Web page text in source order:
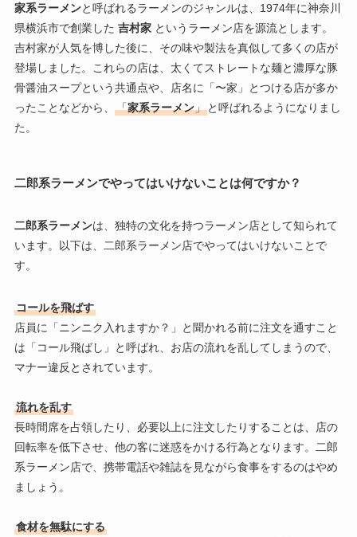
家系ラーメンと呼ばれるラーメンのジャンルは、1974年に神奈川
県横浜市で創業した 吉村家というラーメン店を源流とします。
吉村家が人気を博した後に、その味や製法を真似して多くの店が
登場しました。これらの店は、太くてストレートな麺と濃厚な豚
骨醤油スープという共通点や、店名に「〜家」とつける店が多か
ったことなどから、
「家系ラーメン」と呼ばれるようになりまし
た。
二郎系ラーメンでやってはいけないことは何ですか？
二郎系ラーメンは、独特の文化を持つラーメン店として知られて
います。以下は、二郎系ラーメン店でやってはいけないことで
す。
コールを飛ばす
店員に「ニンニク入れますか？」と聞かれる前に注文を通すこと
は「コール飛ばし」と呼ばれ、お店の流れを乱してしまうので、
マナー違反とされています。
流れを乱す
長時間席を占領したり、必要以上に注文したりすることは、店の
回転率を低下させ、他の客に迷惑をかける行為となります。二郎
系ラーメン店で、携帯電話や雑誌を見ながら食事をするのはやめ
ましょう。
食材を無駄にする